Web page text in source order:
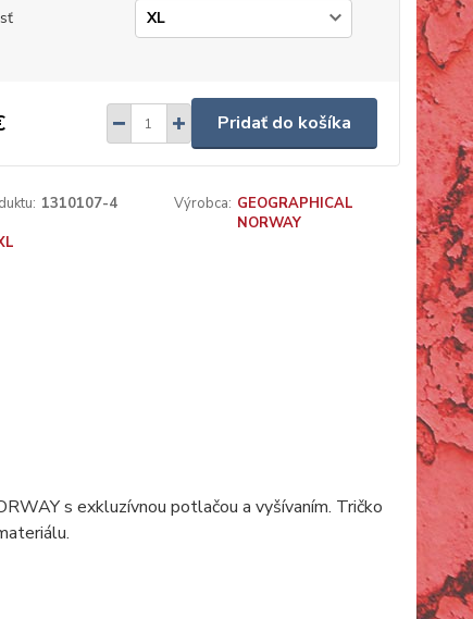
Pridať do košíka
1310107-4 Výrobca: GEOGRAPHICAL
NORWAY
s exkluzívnou potlačou a vyšívaním. Tričko